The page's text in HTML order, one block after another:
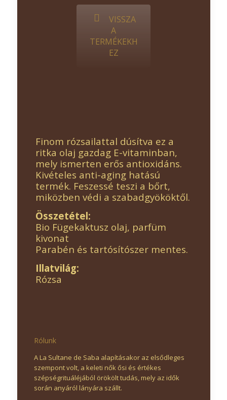
VISSZA
A
TERMÉKEKH
EZ
Finom rózsailattal dúsítva ez a
ritka olaj gazdag E-vitaminban,
mely ismerten erős antioxidáns.
Kivételes anti-aging hatású
termék. Feszessé teszi a bőrt,
miközben védi a szabadgyököktől.
Összetétel:
Bio Fügekaktusz olaj, parfüm
kivonat
Parabén és tartósítószer mentes.
Illatvilág:
Rózsa
Rólunk
A La Sultane de Saba alapításakor az elsődleges
szempont volt, a keleti nők ősi és értékes
szépségrituáléjából örökölt tudás, mely az idők
során anyáról lányára szállt.